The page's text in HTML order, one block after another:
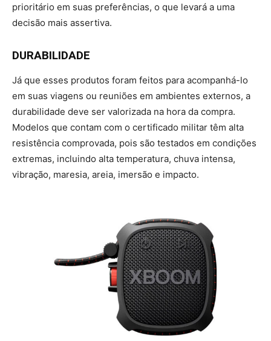
prioritário em suas preferências, o que levará a uma
decisão mais assertiva.
DURABILIDADE
Já que esses produtos foram feitos para acompanhá-lo
em suas viagens ou reuniões em ambientes externos, a
durabilidade deve ser valorizada na hora da compra.
Modelos que contam com o certificado militar têm alta
resistência comprovada, pois são testados em condições
extremas, incluindo alta temperatura, chuva intensa,
vibração, maresia, areia, imersão e impacto.